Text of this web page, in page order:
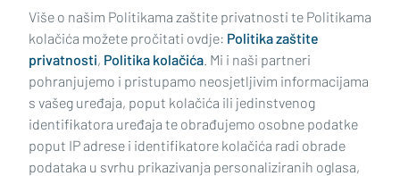
Više o našim Politikama zaštite privatnosti te Politikama
kolačića možete pročitati ovdje: Politika zaštite
privatnosti, Politika kolačića. Mi i naši partneri
pohranjujemo i pristupamo neosjetljivim informacijama
s vašeg uređaja, poput kolačića ili jedinstvenog
identifikatora uređaja te obrađujemo osobne podatke
poput IP adrese i identifikatore kolačića radi obrade
podataka u svrhu prikazivanja personaliziranih oglasa,